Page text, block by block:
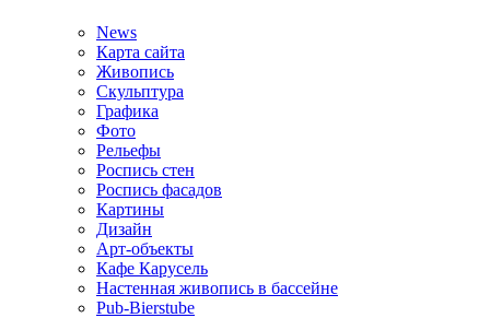
News
Карта сайта
Живопись
Скульптура
Графика
Фото
Рельефы
Роспись стен
Роспись фасадов
Картины
Дизайн
Арт-объекты
Кафе Карусель
Настенная живопись в бассейне
Pub-Bierstube